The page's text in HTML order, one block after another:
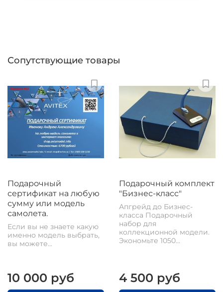
Сопутствующие товары
Подарочный
сертификат на любую
сумму или модель
самолета.
Если вы не знаете какую
именно модель выбрать,
вы можете...
10 000 руб
Подарочный комплект
"Бизнес-класс"
Апгрейд до Бизнес-
класса Подарочный
набор для
коллекционной модели.
Экономьте 1050...
4 500 руб